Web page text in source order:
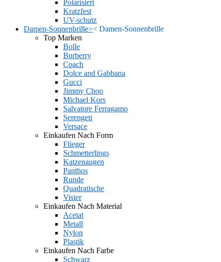
Polarisiert
Kratzfest
UV-schutz
Damen-Sonnenbrille>< Damen-Sonnenbrille
Top Marken
Bolle
Burberry
Coach
Dolce and Gabbana
Gucci
Jimmy Choo
Michael Kors
Salvatore Ferragamo
Serengeti
Versace
Einkaufen Nach Form
Flieger
Schmetterlings
Katzenaugen
Panthos
Runde
Quadratische
Visier
Einkaufen Nach Material
Acetat
Metall
Nylon
Plastik
Einkaufen Nach Farbe
Schwarz